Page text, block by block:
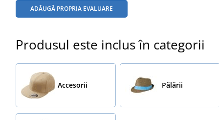
ADĂUGĂ PROPRIA EVALUARE
Produsul este inclus în categorii
Accesorii Pălării